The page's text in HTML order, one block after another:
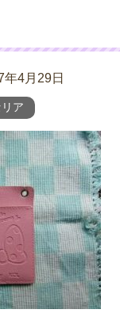
年4月29日
ア